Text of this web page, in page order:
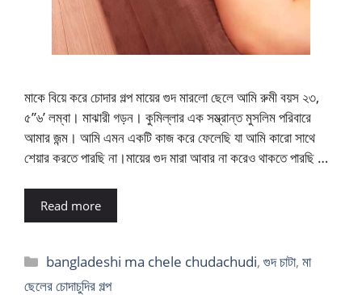
মাকে বিয়ে করে চোদার গল্প মায়ের গুদ মারলো ছেলে আমি রুমী বয়স ২৩,
৫”৬’ লম্বা। মাঝারী গড়ন। কুমিল্লার এক সম্ভ্রান্ত মুসলিম পরিবারে
আমার জন্ম। আমি এমন একটি কাজ করে ফেলেছি যা আমি কারো সাথে
শেয়ার করতে পারছি না।মায়ের গুদ মারা আবার না করেও থাকতে পারছি …
Read more
Categories
bangladeshi ma chele chudachudi,গুদ চাটা,মা
ছেলের চোদাচুদির গল্প